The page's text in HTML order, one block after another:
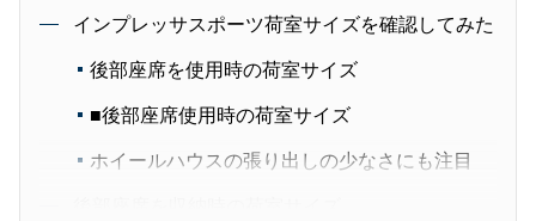
インプレッサスポーツ荷室サイズを確認してみた
後部座席を使用時の荷室サイズ
■後部座席使用時の荷室サイズ
ホイールハウスの張り出しの少なさにも注目